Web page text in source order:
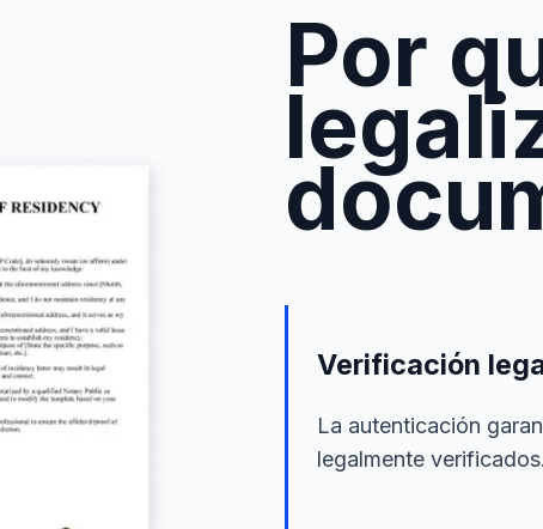
Por
Verificación
La autenticación
legalmente